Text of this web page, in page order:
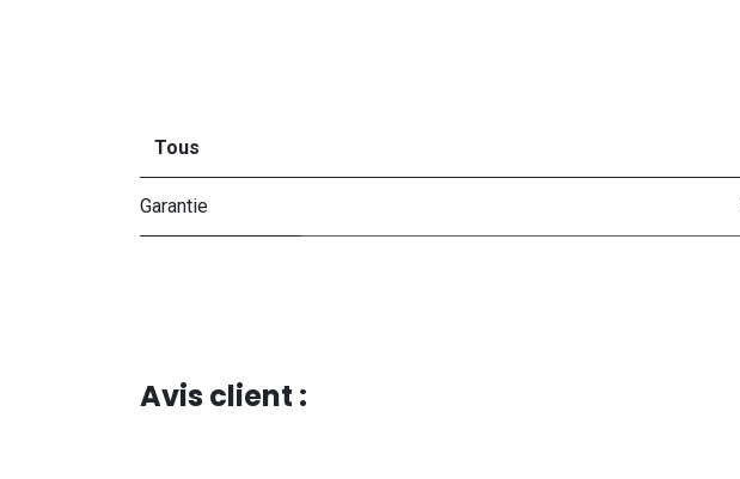
Tous
Garantie
Avis client :